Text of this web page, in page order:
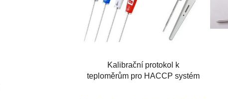
Kalibrační protokol k
teploměrům pro HACCP systém